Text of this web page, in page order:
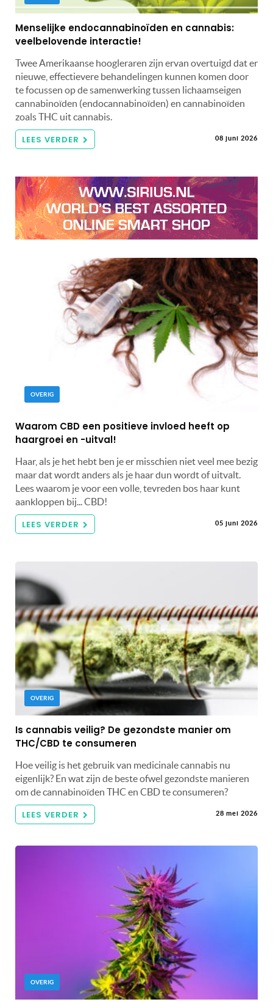
Menselijke endocannabinoïden en cannabis:
veelbelovende interactie!
Twee Amerikaanse hoogleraren zijn ervan overtuigd dat er
nieuwe, effectievere behandelingen kunnen komen door
te focussen op de samenwerking tussen lichaamseigen
cannabinoïden (endocannabinoïden) en cannabinoïden
zoals THC uit cannabis.
LEES VERDER 08 juni 2026
OVERIG
Waarom CBD een positieve invloed heeft op
haargroei en -uitval!
Haar, als je het hebt ben je er misschien niet veel mee bezig
maar dat wordt anders als je haar dun wordt of uitvalt.
Lees waarom je voor een volle, tevreden bos haar kunt
aankloppen bij... CBD!
LEES VERDER 05 juni 2026
OVERIG
Is cannabis veilig? De gezondste manier om
THC/CBD te consumeren
Hoe veilig is het gebruik van medicinale cannabis nu
eigenlijk? En wat zijn de beste ofwel gezondste manieren
om de cannabinoïden THC en CBD te consumeren?
LEES VERDER 28 mei 2026
OVERIG